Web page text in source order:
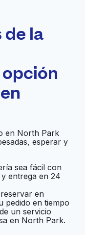
24/7
Ir al sitio web
Ir al sitio web
Ir al sitio web
la
en North Park
esperar y
sea fácil con
entrega en 24
en
pedido en tiempo
un servicio
en North Park.